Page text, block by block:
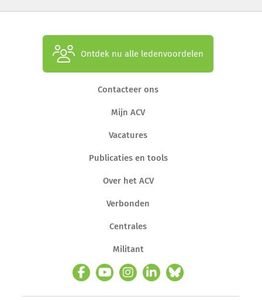
Ontdek nu alle ledenvoordelen
Contacteer ons
Mijn ACV
Vacatures
Publicaties en tools
Over het ACV
Verbonden
Centrales
Militant